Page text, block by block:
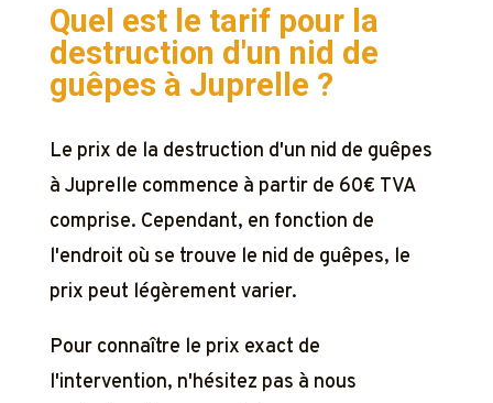
Quel est le tarif pour la
destruction d'un nid de
guêpes à Juprelle ?
Le prix de la destruction d'un nid de guêpes
à Juprelle commence à partir de 60€ TVA
comprise. Cependant, en fonction de
l'endroit où se trouve le nid de guêpes, le
prix peut légèrement varier.
Pour connaître le prix exact de
l'intervention, n'hésitez pas à nous